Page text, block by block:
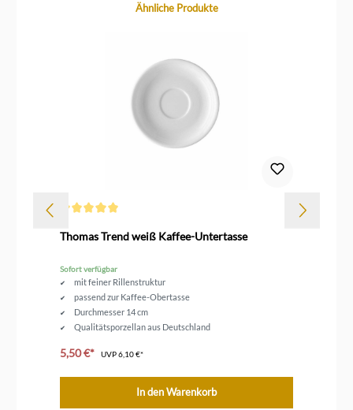
Produktgalerie überspringenÄhnliche Produkte
Thomas Trend weiß Kaffee-Untertasse
Sofort verfügbar
mit feiner Rillenstruktur
passend zur Kaffee-Obertasse
Durchmesser 14 cm
Qualitätsporzellan aus Deutschland
5,50 €* UVP6,10 €*
In den Warenkorb